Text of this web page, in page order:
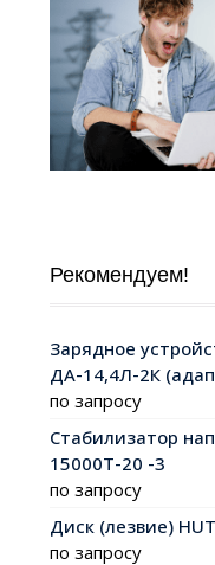
Рекомендуем!
Зарядное
ДА-14,4Л-2К
по запросу
Стабилизатор
15000Т-20 -3
по запросу
Диск (лезвие)
по запросу